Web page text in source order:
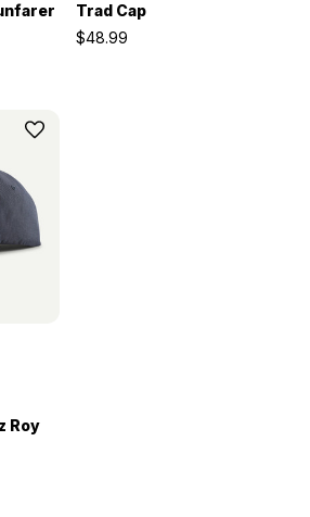
Trad Cap
$48.99
Roy